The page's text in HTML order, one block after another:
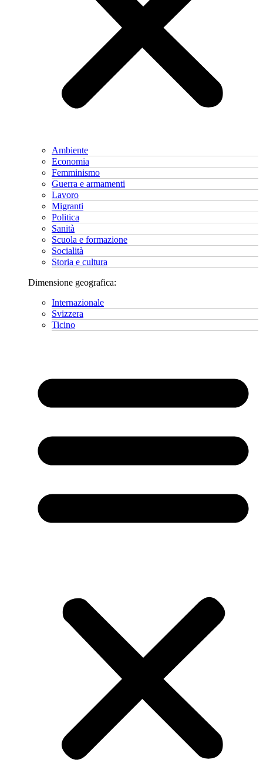
Ambiente
Economia
Femminismo
Guerra e armamenti
Lavoro
Migranti
Politica
Sanità
Scuola e formazione
Socialità
Storia e cultura
Dimensione geografica:
Internazionale
Svizzera
Ticino